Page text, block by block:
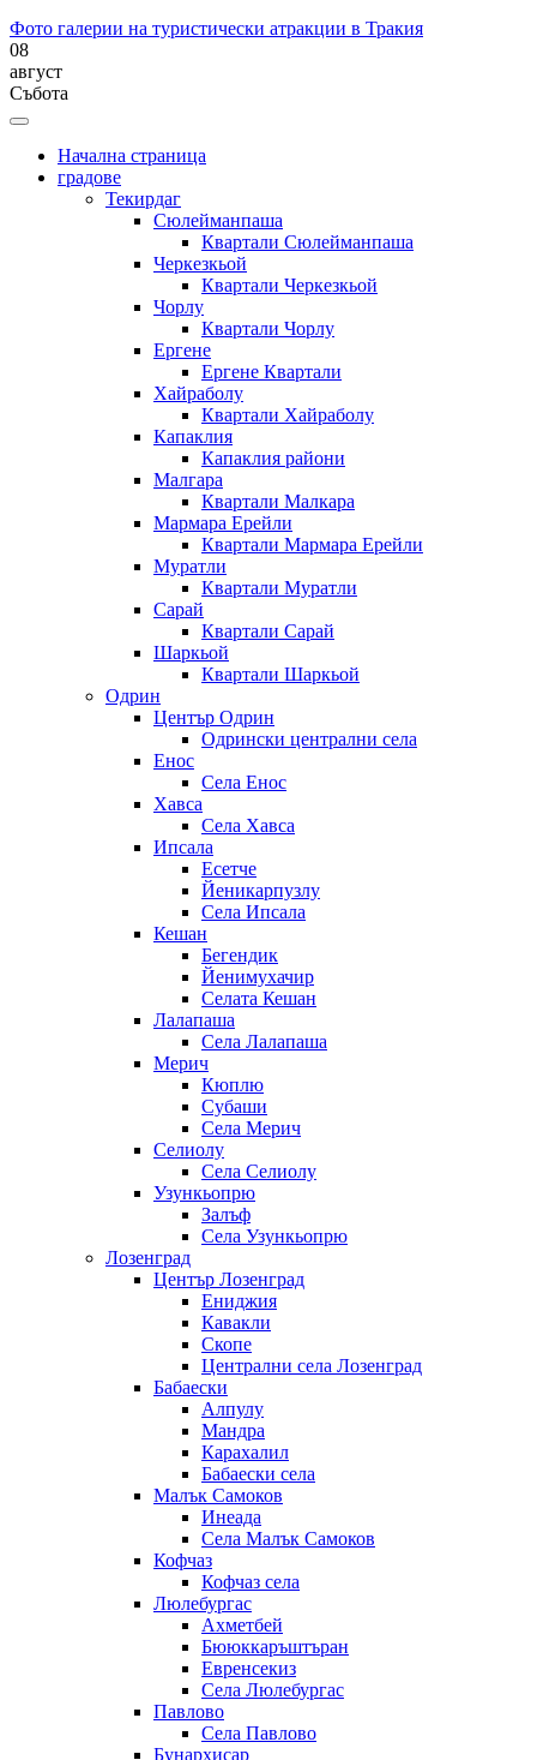
Фото галерии на туристически атракции в Тракия
08
август
Събота
Начална страница
градове
Текирдаг
Сюлейманпаша
Квартали Сюлейманпаша
Черкезкьой
Квартали Черкезкьой
Чорлу
Квартали Чорлу
Ергене
Ергене Квартали
Хайраболу
Квартали Хайраболу
Капаклия
Капаклия райони
Малгара
Квартали Малкара
Мармара Ерейли
Квартали Мармара Ерейли
Муратли
Квартали Муратли
Сарай
Квартали Сарай
Шаркьой
Квартали Шаркьой
Одрин
Център Одрин
Одрински централни села
Енос
Села Енос
Хавса
Села Хавса
Ипсала
Есетче
Йеникарпузлу
Села Ипсала
Кешан
Бегендик
Йенимухачир
Селата Кешан
Лалапаша
Села Лалапаша
Мерич
Кюплю
Субаши
Села Мерич
Селиолу
Села Селиолу
Узункьопрю
Залъф
Села Узункьопрю
Лозенград
Център Лозенград
Ениджия
Кавакли
Скопе
Централни села Лозенград
Бабаески
Алпулу
Мандра
Карахалил
Бабаески села
Малък Самоков
Инеада
Села Малък Самоков
Кофчаз
Кофчаз села
Люлебургас
Ахметбей
Бююккаръштъран
Евренсекиз
Села Люлебургас
Павлово
Села Павлово
Бунархисар